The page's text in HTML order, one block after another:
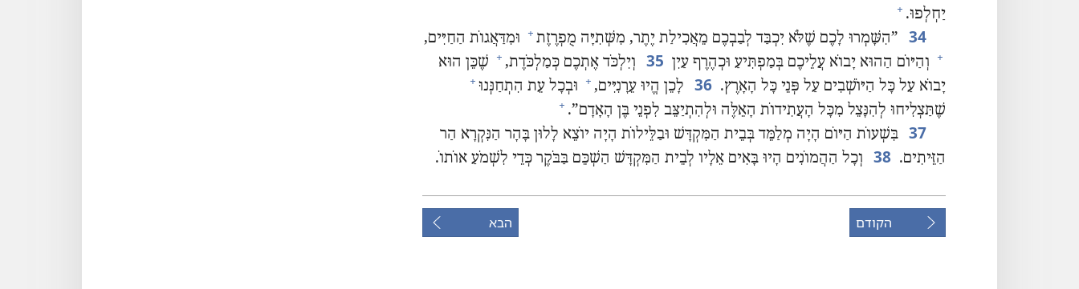
יַחְלְפוּ.‏ +
34 ‏”‏הִשָּׁמְרוּ לָכֶם שֶׁלֹּא יִכְבַּד לְבַבְכֶם מֵאֲכִילַת יֶתֶר,‏ מִשְּׁתִיָּה מֻפְרֶזֶת + וּמִדַּאֲגוֹת הַחַיִּים,‏
+ וְהַיּוֹם הַהוּא יָבוֹא עֲלֵיכֶם בְּמַפְתִּיעַ וּכְהֶרֶף עַיִן 35 וְיִלְכֹּד אֶתְכֶם כְּמַלְכֹּדֶת,‏ +
שֶׁכֵּן הוּא
יָבוֹא עַל כָּל הַיּוֹשְׁבִים עַל פְּנֵי כָּל הָאָרֶץ.‏ 36 לָכֵן הֱיוּ עֵרָנִיִּים,‏ + וּבְכָל עֵת הִתְחַנְּנוּ +
שֶׁתַּצְלִיחוּ לְהִנָּצֵל מִכָּל הָעֲתִידוֹת הָאֵלֶּה וּלְהִתְיַצֵּב לִפְנֵי בֶּן הָאָדָם”‏.‏ +
37 בִּשְׁעוֹת הַיּוֹם הָיָה מְלַמֵּד בְּבֵית הַמִּקְדָּשׁ וּבַלֵּילוֹת הָיָה יוֹצֵא לָלוּן בָּהָר הַנִּקְרָא הַר
הַזֵּיתִים.‏ 38 וְכָל הַהֲמוֹנִים הָיוּ בָּאִים אֵלָיו לְבֵית הַמִּקְדָּשׁ הַשְׁכֵּם בַּבֹּקֶר כְּדֵי לִשְׁמֹעַ אוֹתוֹ.‏
הקודם הבא